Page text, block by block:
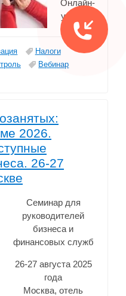
Онлайн-
участие
Налоги
Вебинар
2026.
26-27
Семинар для
руководителей
бизнеса и
финансовых служб
26-27 августа 2025
года
Москва, отель